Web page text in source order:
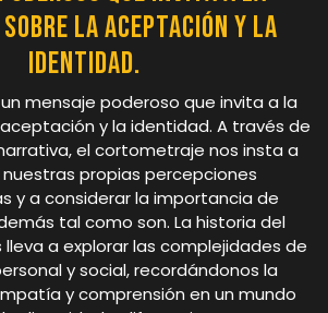
la aceptación y la
identidad.
mensaje poderoso que invita a la
y la identidad. A través de
el cortometraje nos insta a
propias percepciones
y a considerar la importancia de
tal como son. La historia del
a explorar las complejidades de
y social, recordándonos la
y comprensión en un mundo